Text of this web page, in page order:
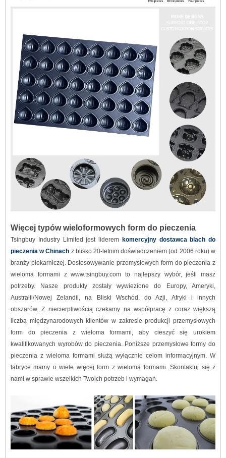
Więcej typów wieloformowych form do pieczenia
Tsingbuy Industry Limited jest liderem komercyjny dostawca blach do
pieczenia w Chinach z blisko 20-letnim doświadczeniem (od 2006 roku) w
branży piekarniczej. Dostosowywanie przemysłowych form do pieczenia z
wieloma formami z www.tsingbuy.com to najlepszy wybór, jeśli masz
potrzeby. Nasze produkty zostały wywiezione do Europy, Ameryki,
Australii/Nowej Zelandii, na Bliski Wschód, do Azji, Afryki i innych
obszarów. Z niecierpliwością czekamy na współpracę z coraz większą
liczbą międzynarodowych klientów w zakresie produkcji przemysłowych
form do pieczenia z wieloma formami, aby cieszyć się urokiem
kwalifikowanych wyrobów do pieczenia. Poniższe przemysłowe formy do
pieczenia z wieloma formami służą wyłącznie celom informacyjnym. W
fabryce mamy o wiele więcej form z wieloma formami. Skontaktuj się z
nami w sprawie wszelkich Twoich potrzeb i wymagań.